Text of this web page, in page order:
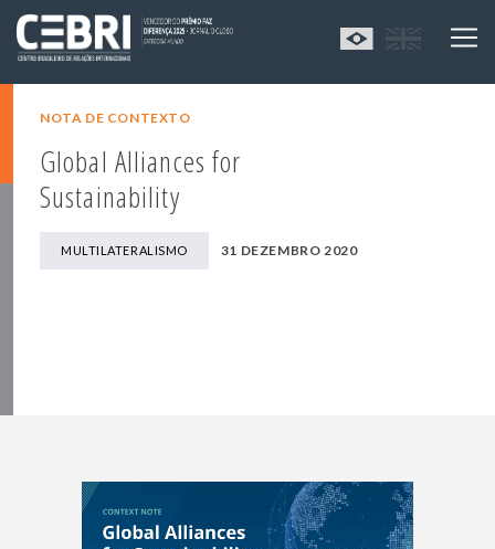
NOTA DE CONTEXTO
Global Alliances for
Sustainability
MULTILATERALISMO 31 DEZEMBRO 2020